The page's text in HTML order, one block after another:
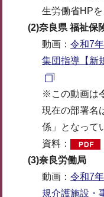
生労働省HPを
(2)奈良県 福祉保
動画：令和7
集団指導【新
※この動画は
現在の部署名
係」となって
資料：
(3)奈良労働局
動画：令和7
規介護施設・